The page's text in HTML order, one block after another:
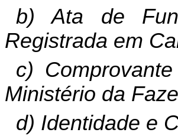
b) Ata de
Registrada em
c)
Ministério da
d) Identidade e